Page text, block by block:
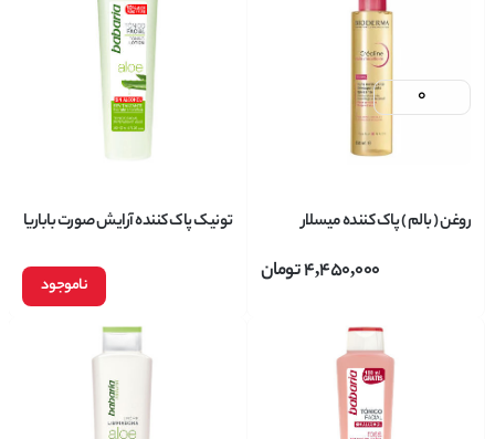
روغن ( بالم ) پاک کننده میسلار
حساس وخشک حجم 150 میل4,450,000تومان
تونیک پاک کننده آرایش صورت باباریا
ناموجود